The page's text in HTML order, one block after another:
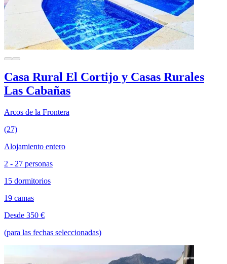
Casa Rural El Cortijo y Casas Rurales
Las Cabañas
Arcos de la Frontera
(27)
Alojamiento entero
2 - 27 personas
15 dormitorios
19 camas
Desde 350 €
(para las fechas seleccionadas)